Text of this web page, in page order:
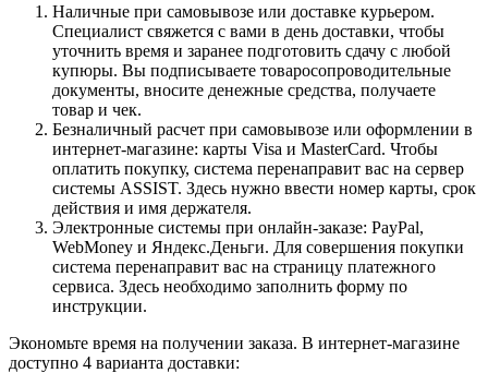
Наличные при самовывозе или доставке курьером.
Специалист свяжется с вами в день доставки, чтобы
уточнить время и заранее подготовить сдачу с любой
купюры. Вы подписываете товаросопроводительные
документы, вносите денежные средства, получаете
товар и чек.
Безналичный расчет при самовывозе или оформлении в
интернет-магазине: карты Visa и MasterCard. Чтобы
оплатить покупку, система перенаправит вас на сервер
системы ASSIST. Здесь нужно ввести номер карты, срок
действия и имя держателя.
Электронные системы при онлайн-заказе: PayPal,
WebMoney и Яндекс.Деньги. Для совершения покупки
система перенаправит вас на страницу платежного
сервиса. Здесь необходимо заполнить форму по
инструкции.
Экономьте время на получении заказа. В интернет-магазине
доступно 4 варианта доставки: